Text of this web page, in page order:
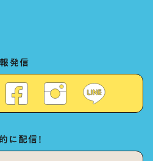
発信
配信！